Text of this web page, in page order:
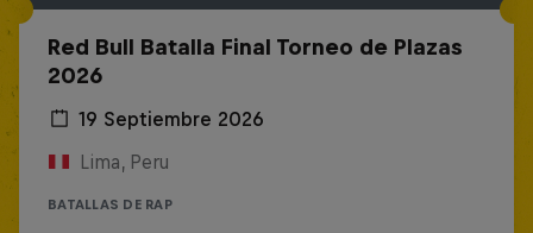
Red Bull Batalla Final Torneo de Plazas
2026
19 Septiembre 2026
Lima, Peru
BATALLAS DE RAP